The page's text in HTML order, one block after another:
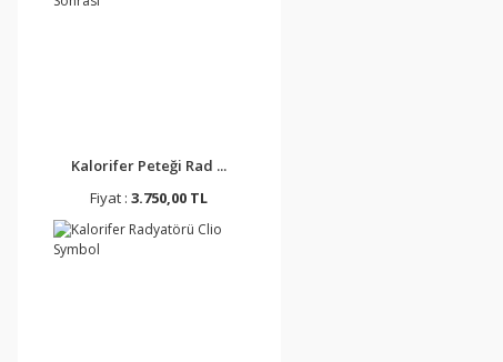
Kalorifer Peteği Rad ...
Fiyat :3.750,00 TL